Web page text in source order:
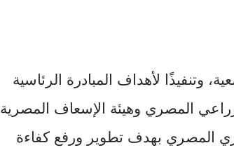
وتنفيذًا لأهداف المبادرة الرئاسية
المصري وهيئة الإسعاف المصرية
المصري بهدف تطوير ورفع كفاءة